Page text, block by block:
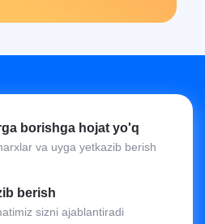
borishga hojat yo'q
va uyga yetkazib berish
berish
sizni ajablantiradi